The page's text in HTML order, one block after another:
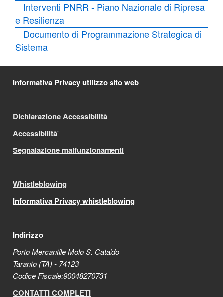
Interventi PNRR - Piano Nazionale di Ripresa
e Resilienza
Documento di Programmazione Strategica di
Sistema
Informativa Privacy utilizzo sito web
Dichiarazione Accessibilità
Accessibilità'
Segnalazione malfunzionamenti
Whistleblowing
Informativa Privacy whistleblowing
Indirizzo
Porto Mercantile Molo S. Cataldo
Taranto (TA) - 74123
Codice Fiscale:90048270731
CONTATTI COMPLETI